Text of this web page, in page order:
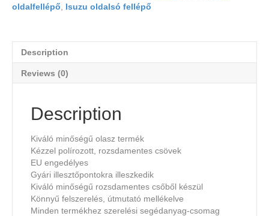
oldalfellépő
Isuzu oldalsó fellépő
Description
Reviews (0)
Description
Kiváló minőségű olasz termék
Kézzel polírozott, rozsdamentes csövek
EU engedélyes
Gyári illesztőpontokra illeszkedik
Kiváló minőségű rozsdamentes csőből készül
Könnyű felszerelés, útmutató mellékelve
Minden termékhez szerelési segédanyag-csomag